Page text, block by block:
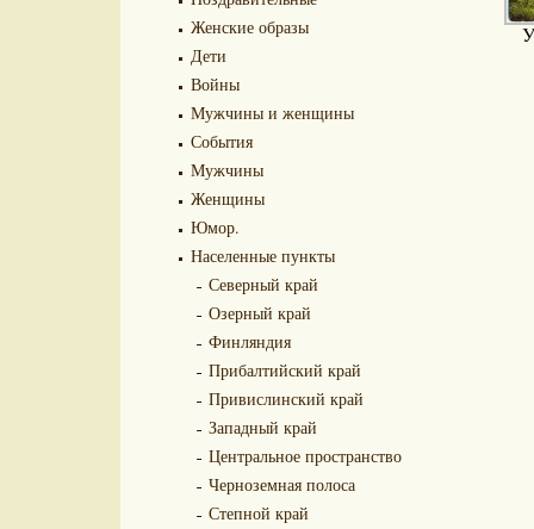
Женские образы
Дети
Войны
Мужчины и женщины
События
Мужчины
Женщины
Юмор.
Населенные пункты
Северный край
Озерный край
Финляндия
Прибалтийский край
Привислинский край
Западный край
Центральное пространство
Черноземная полоса
Степной край